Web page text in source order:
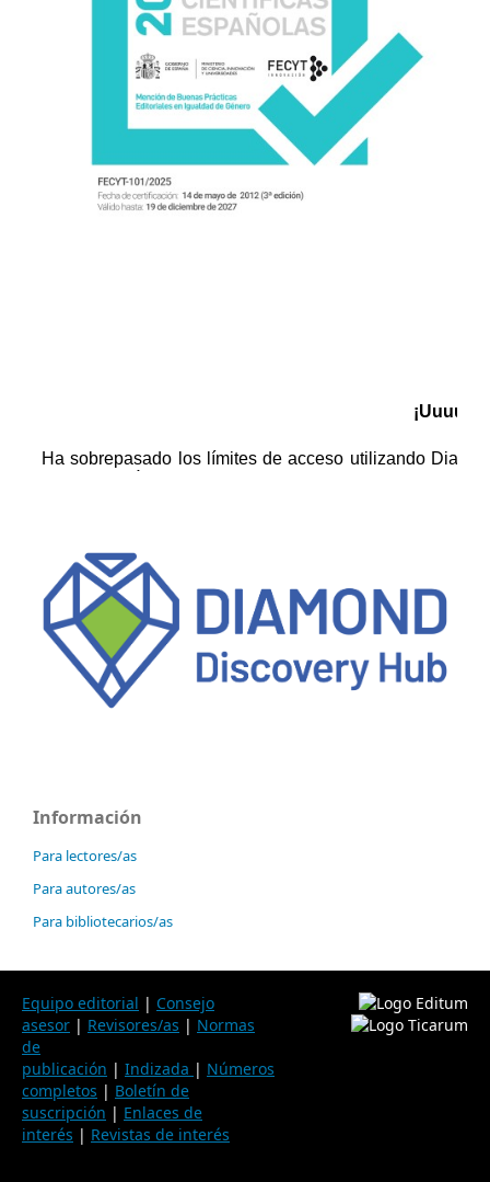
Información
Para lectores/as
Para autores/as
Para bibliotecarios/as
Equipo editorial | Consejo
asesor | Revisores/as | Normas
de
publicación | Indizada | Números
completos | Boletín de
suscripción | Enlaces de
interés | Revistas de interés